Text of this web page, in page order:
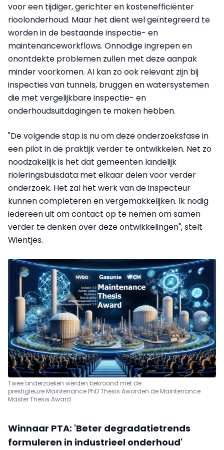
voor een tijdiger, gerichter en kostenefficiënter
rioolonderhoud. Maar het dient wel geïntegreerd te
worden in de bestaande inspectie- en
maintenanceworkflows. Onnodige ingrepen en
onontdekte problemen zullen met deze aanpak
minder voorkomen. AI kan zo ook relevant zijn bij
inspecties van tunnels, bruggen en watersystemen
die met vergelijkbare inspectie- en
onderhoudsuitdagingen te maken hebben.
"De volgende stap is nu om deze onderzoeksfase in
een pilot in de praktijk verder te ontwikkelen. Net zo
noodzakelijk is het dat gemeenten landelijk
rioleringsbuisdata met elkaar delen voor verder
onderzoek. Het zal het werk van de inspecteur
kunnen completeren en vergemakkelijken. Ik nodig
iedereen uit om contact op te nemen om samen
verder te denken over deze ontwikkelingen", stelt
Wientjes.
Twee onderzoeken werden bekroond met de
prestigieuze Maintenance PhD Thesis Awarden de Maintenance
Master Thesis Award
Winnaar PTA: 'Beter degradatietrends
formuleren in industrieel onderhoud'